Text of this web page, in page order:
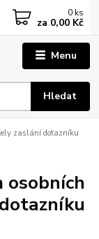
Menu
Hledat
0 ks
za 0,00 Kč
zaslání dotazníku
osobních